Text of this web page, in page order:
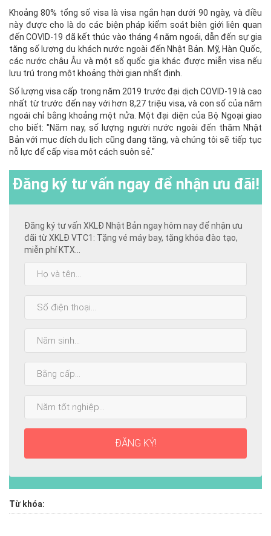
Khoảng 80% tổng số visa là visa ngắn hạn dưới 90 ngày, và điều
này được cho là do các biện pháp kiểm soát biên giới liên quan
đến COVID-19 đã kết thúc vào tháng 4 năm ngoái, dẫn đến sự gia
tăng số lượng du khách nước ngoài đến Nhật Bản. Mỹ, Hàn Quốc,
các nước châu Âu và một số quốc gia khác được miễn visa nếu
lưu trú trong một khoảng thời gian nhất định.
Số lượng visa cấp trong năm 2019 trước đại dịch COVID-19 là cao
nhất từ trước đến nay với hơn 8,27 triệu visa, và con số của năm
ngoái chỉ bằng khoảng một nửa. Một đại diện của Bộ Ngoại giao
cho biết: "Năm nay, số lượng người nước ngoài đến thăm Nhật
Bản với mục đích du lịch cũng đang tăng, và chúng tôi sẽ tiếp tục
nỗ lực để cấp visa một cách suôn sẻ."
Đăng ký tư vấn ngay để nhận ưu đãi!
Đăng ký tư vấn XKLĐ Nhật Bản ngay hôm nay để nhận ưu
đãi từ XKLĐ VTC1: Tặng vé máy bay, tặng khóa đào tạo,
miễn phí KTX...
sinh:
cấp
nhất:
ĐĂNG KÝ!
Từ khóa: